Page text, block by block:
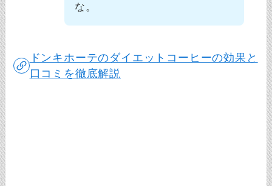
な。
ドンキホーテのダイエットコーヒーの効果と
口コミを徹底解説